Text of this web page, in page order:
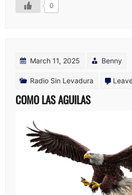
0
March 11, 2025 Benny
Radio Sin Levadura
COMO LAS AGUILAS